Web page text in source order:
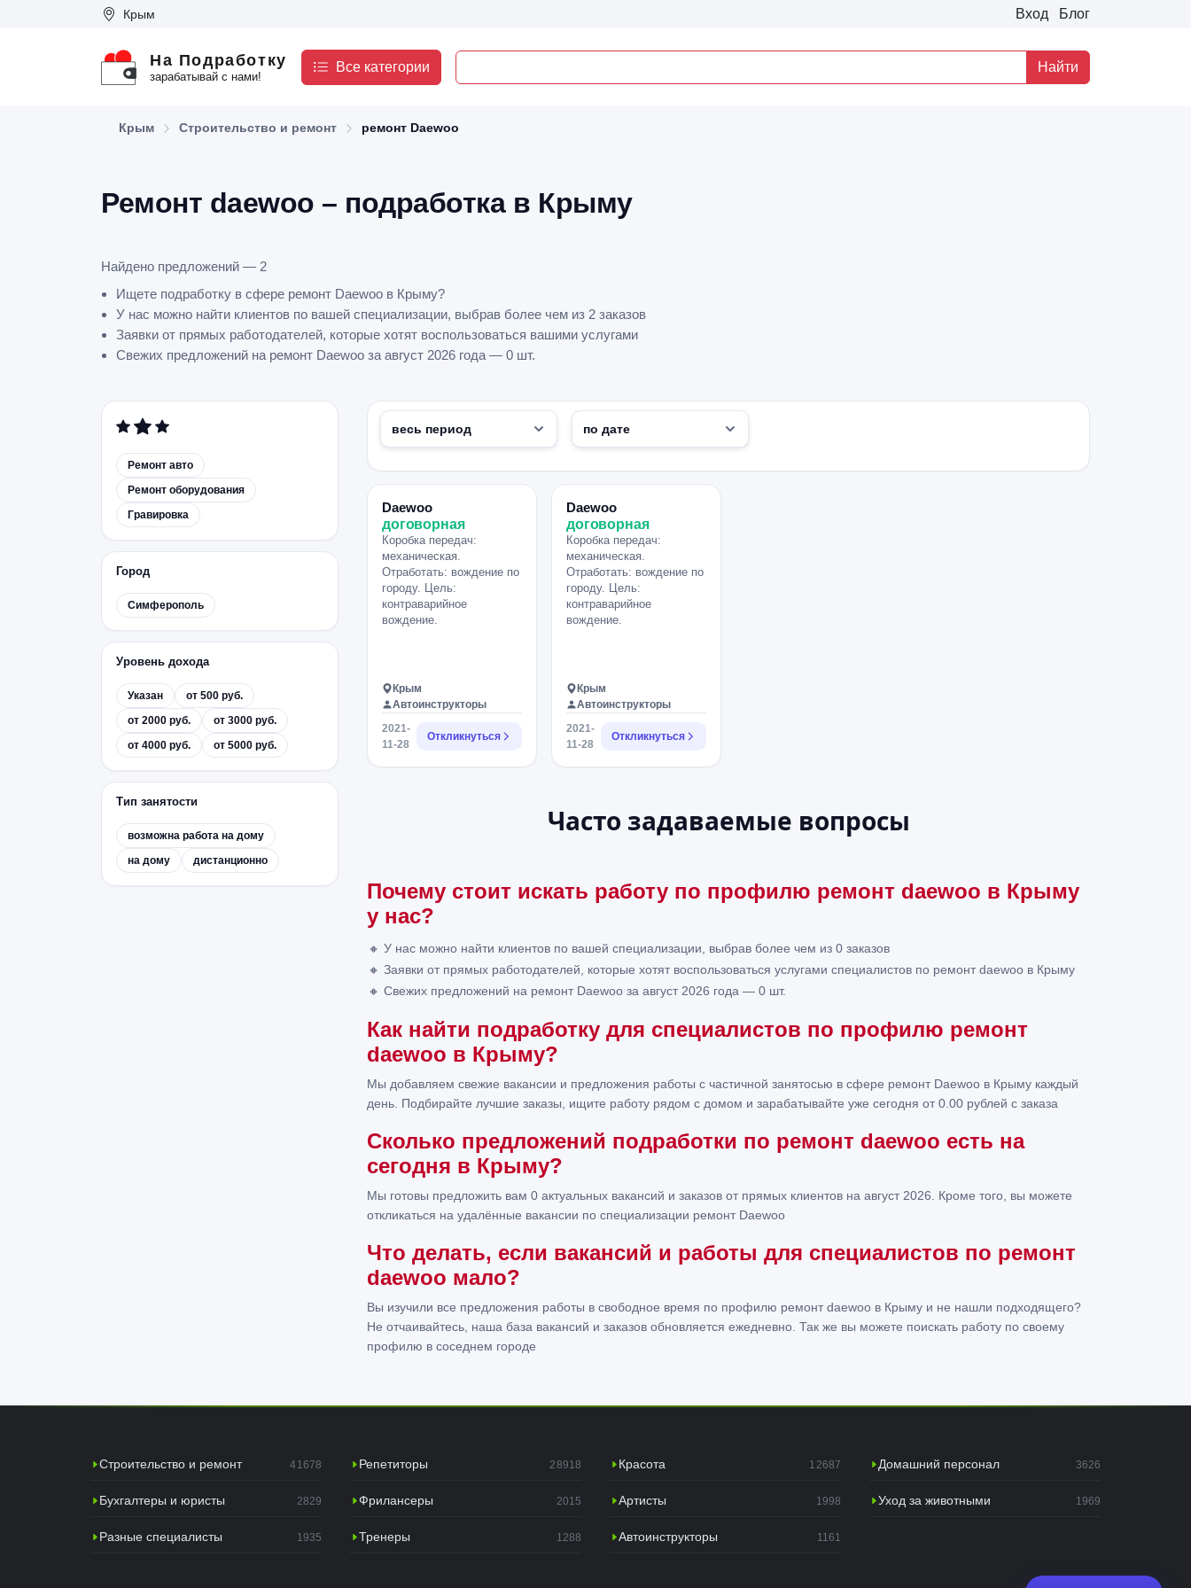
Крым Вход Блог
На Подработку
зарабатывай с нами!
Все категории Найти
Крым Строительство и ремонт ремонт Daewoo
Ремонт daewoo – подработка в Крыму
Найдено предложений — 2
Ищете подработку в сфере ремонт Daewoo в Крыму?
У нас можно найти клиентов по вашей специализации, выбрав более чем из 2 заказов
Заявки от прямых работодателей, которые хотят воспользоваться вашими услугами
Свежих предложений на ремонт Daewoo за август 2026 года — 0 шт.
Ремонт авто
Ремонт оборудования
Гравировка
Город
Симферополь
Уровень дохода
Указан
от 500 руб.
от 2000 руб.
от 3000 руб.
от 4000 руб.
от 5000 руб.
Тип занятости
возможна работа на дому
на дому
дистанционно
Daewoo
договорная
Коробка передач:
механическая.
Отработать: вождение по
городу. Цель:
контраварийное
вождение.
Крым
Автоинструкторы
2021-
11-28
Откликнуться
Daewoo
договорная
Коробка передач:
механическая.
Отработать: вождение по
городу. Цель:
контраварийное
вождение.
Крым
Автоинструкторы
2021-
11-28
Откликнуться
Часто задаваемые вопросы
Почему стоит искать работу по профилю ремонт daewoo в Крыму
у нас?
🔸 У нас можно найти клиентов по вашей специализации, выбрав более чем из 0 заказов
🔸 Заявки от прямых работодателей, которые хотят воспользоваться услугами специалистов по ремонт daewoo в Крыму
🔸 Свежих предложений на ремонт Daewoo за август 2026 года — 0 шт.
Как найти подработку для специалистов по профилю ремонт
daewoo в Крыму?
Мы добавляем свежие вакансии и предложения работы с частичной занятосью в сфере ремонт Daewoo в Крыму каждый
день. Подбирайте лучшие заказы, ищите работу рядом с домом и зарабатывайте уже сегодня от 0.00 рублей с заказа
Сколько предложений подработки по ремонт daewoo есть на
сегодня в Крыму?
Мы готовы предложить вам 0 актуальных вакансий и заказов от прямых клиентов на август 2026. Кроме того, вы можете
откликаться на удалённые вакансии по специализации ремонт Daewoo
Что делать, если вакансий и работы для специалистов по ремонт
daewoo мало?
Вы изучили все предложения работы в свободное время по профилю ремонт daewoo в Крыму и не нашли подходящего?
Не отчаивайтесь, наша база вакансий и заказов обновляется ежедневно. Так же вы можете поискать работу по своему
профилю в соседнем городе
Строительство и ремонт 41678 Репетиторы 28918 Красота 12687 Домашний персонал 3626
Бухгалтеры и юристы 2829 Фрилансеры 2015 Артисты 1998 Уход за животными 1969
Разные специалисты 1935 Тренеры 1288 Автоинструкторы 1161